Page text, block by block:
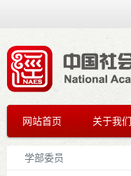
网站首页 关于我们
学部委员